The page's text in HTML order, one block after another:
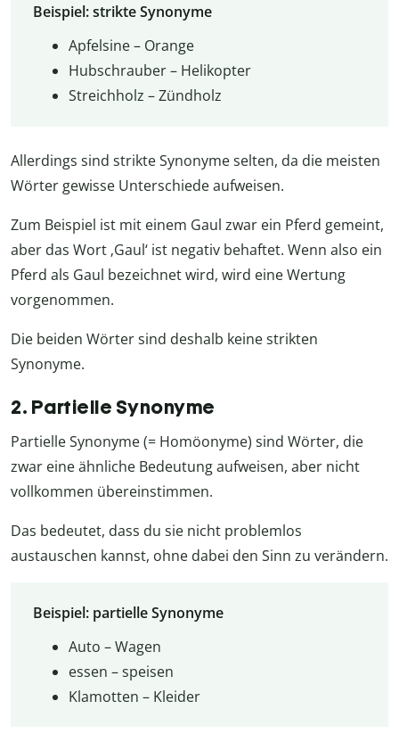
Beispiel: strikte Synonyme
Apfelsine – Orange
Hubschrauber – Helikopter
Streichholz – Zündholz
Allerdings sind strikte Synonyme selten, da die meisten
Wörter gewisse Unterschiede aufweisen.
Zum Beispiel ist mit einem Gaul zwar ein Pferd gemeint,
aber das Wort ‚Gaul‘ ist negativ behaftet. Wenn also ein
Pferd als Gaul bezeichnet wird, wird eine Wertung
vorgenommen.
Die beiden Wörter sind deshalb keine strikten
Synonyme.
2. Partielle Synonyme
Partielle Synonyme (= Homöonyme) sind Wörter, die
zwar eine ähnliche Bedeutung aufweisen, aber nicht
vollkommen übereinstimmen.
Das bedeutet, dass du sie nicht problemlos
austauschen kannst, ohne dabei den Sinn zu verändern.
Beispiel: partielle Synonyme
Auto – Wagen
essen – speisen
Klamotten – Kleider